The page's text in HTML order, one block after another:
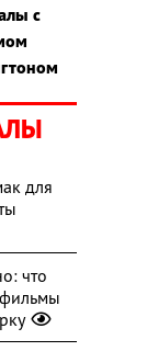
с
для
что